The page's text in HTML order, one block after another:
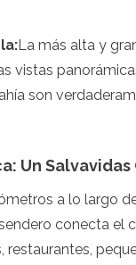
La más alta y
vistas
son
Un
a lo largo
conecta el
restaurantes,